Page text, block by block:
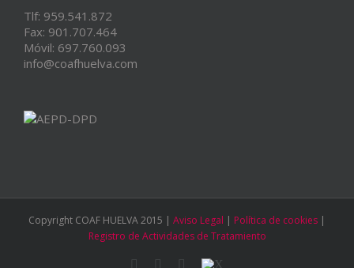
Tlf: 959.541.872
Fax: 901.707.464
Móvil: 697.760.093
info@coafhuelva.com
Copyright COAF HUELVA 2015 | Aviso Legal | Política de cookies |
Registro de Actividades de Tratamiento